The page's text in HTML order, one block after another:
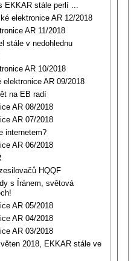
EKKAR stále perlí ...
elektronice AR 12/2018
AR 11/2018
stále v nedohlednu
AR 10/2018
AR 09/2018
na EB radí
AR 08/2018
AR 07/2018
internetem?
AR 06/2018
HQQF
s Íránem, světová
AR 05/2018
AR 04/2018
AR 03/2018
2018, EKKAR stále ve